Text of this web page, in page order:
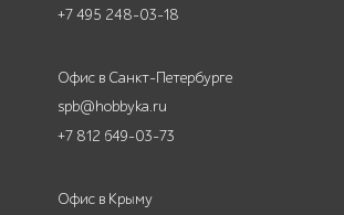
+7 495 248-03-18
Офис в Санкт-Петербурге
spb@hobbyka.ru
+7 812 649-03-73
Офис в Крыму